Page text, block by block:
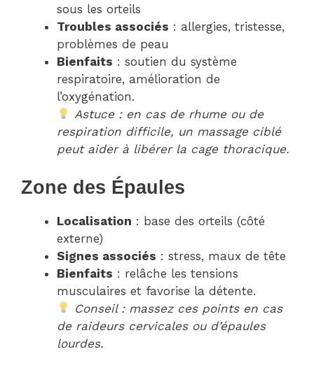
sous les orteils
Troubles associés : allergies, tristesse,
problèmes de peau
Bienfaits : soutien du système
respiratoire, amélioration de
l’oxygénation.
Astuce : en cas de rhume ou de
respiration difficile, un massage ciblé
peut aider à libérer la cage thoracique.
Zone des Épaules
Localisation : base des orteils (côté
externe)
Signes associés : stress, maux de tête
Bienfaits : relâche les tensions
musculaires et favorise la détente.
Conseil : massez ces points en cas
de raideurs cervicales ou d’épaules
lourdes.